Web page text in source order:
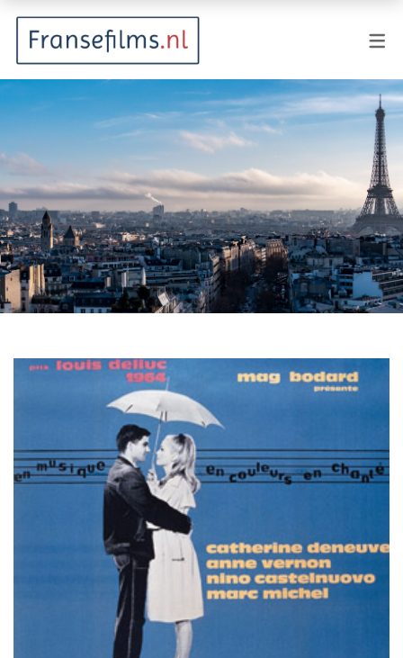
Animatie
Documentaire
Drama
Fantasy
Horror
Kostuumdrama
Oorlogsfilm
Romantische komedie